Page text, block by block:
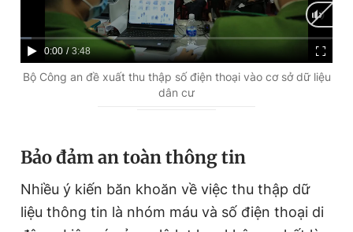
C
u
t
T
0:00 / D
u
o
n
3:48
Bộ Công an đề xuất thu thập số điện thoại vào cơ sở dữ liệu
dân cư
Bảo đảm an toàn thông tin
Nhiều ý kiến băn khoăn về việc thu thập dữ
liệu thông tin là nhóm máu và số điện thoại di